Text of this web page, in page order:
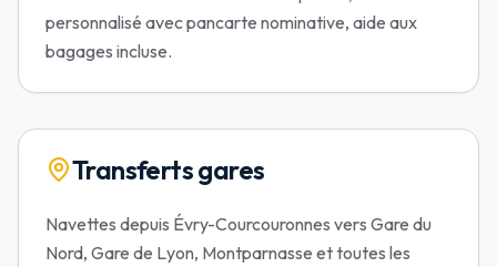
personnalisé avec pancarte nominative, aide aux
bagages incluse.
Transferts gares
Navettes depuis Évry-Courcouronnes vers Gare du
Nord, Gare de Lyon, Montparnasse et toutes les